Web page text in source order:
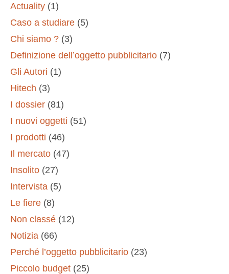
Actuality (1)
Caso a studiare (5)
Chi siamo ? (3)
Definizione dell’oggetto pubblicitario (7)
Gli Autori (1)
Hitech (3)
I dossier (81)
I nuovi oggetti (51)
I prodotti (46)
Il mercato (47)
Insolito (27)
Intervista (5)
Le fiere (8)
Non classé (12)
Notizia (66)
Perché l’oggetto pubblicitario (23)
Piccolo budget (25)